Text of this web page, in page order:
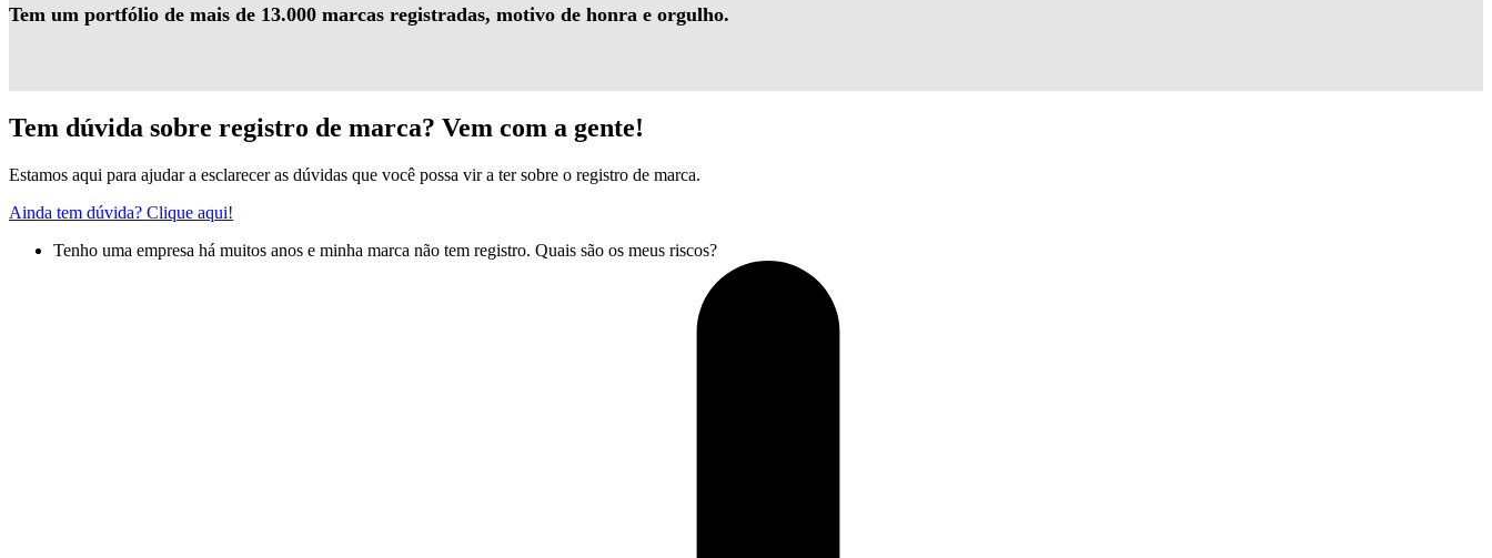
Tem um portfólio de mais de 13.000 marcas registradas, motivo de honra e orgulho.
Tem dúvida sobre registro de marca? Vem com a gente!
Estamos aqui para ajudar a esclarecer as dúvidas que você possa vir a ter sobre o registro de marca.
Ainda tem dúvida? Clique aqui!
Tenho uma empresa há muitos anos e minha marca não tem registro. Quais são os meus riscos?